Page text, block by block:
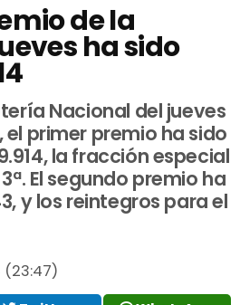
de la
ha sido
Nacional del jueves
el primer premio ha sido
la fracción especial
El segundo premio ha
y los reintegros para el
(23:47)